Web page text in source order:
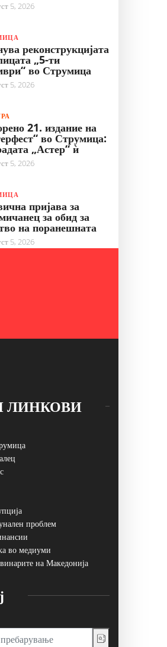
5, 2026
реконструкцијата
„5-ти
во Струмица
5, 2026
21. издание на
во Струмица:
„Астер“ ѝ
5, 2026
пријава за
за обид за
на поранешната
5, 2026
ЛИНКОВИ
проблем
во медиуми
на Македонија